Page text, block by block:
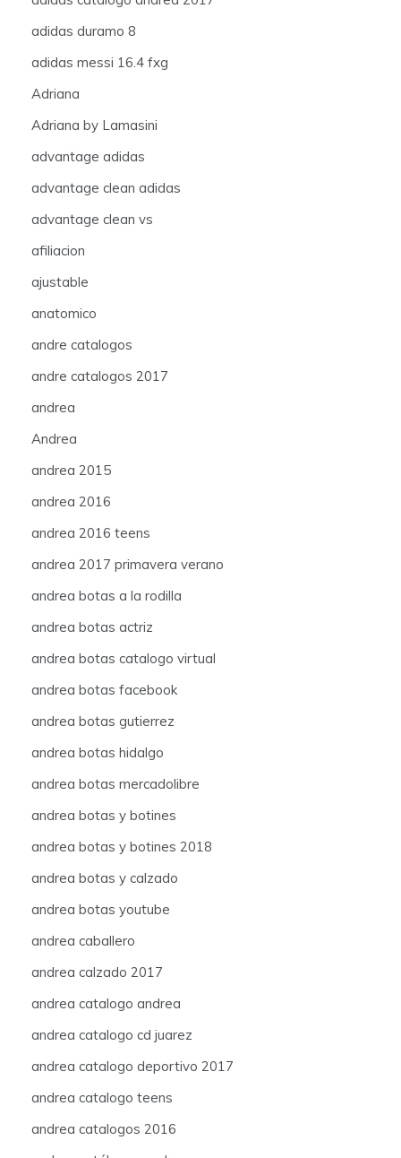
adidas duramo 8
adidas messi 16.4 fxg
Adriana
Adriana by Lamasini
advantage adidas
advantage clean adidas
advantage clean vs
afiliacion
ajustable
anatomico
andre catalogos
andre catalogos 2017
andrea
Andrea
andrea 2015
andrea 2016
andrea 2016 teens
andrea 2017 primavera verano
andrea botas a la rodilla
andrea botas actriz
andrea botas catalogo virtual
andrea botas facebook
andrea botas gutierrez
andrea botas hidalgo
andrea botas mercadolibre
andrea botas y botines
andrea botas y botines 2018
andrea botas y calzado
andrea botas youtube
andrea caballero
andrea calzado 2017
andrea catalogo andrea
andrea catalogo cd juarez
andrea catalogo deportivo 2017
andrea catalogo teens
andrea catalogos 2016